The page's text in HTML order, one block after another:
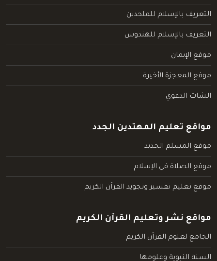
التعريف بالإسلام للملحدين
التعريف بالإسلام للهندوس
موقع الإيمان
موقع المعجزة الأخيرة
الشات الدعوي
مواقع تعليم المهتدين الجدد
موقع المسلم الجديد
موقع الصلاة في الإسلام
موقع تعليم تفسير وتجويد القرآن الكريم
مواقع نشر وتعليم القرآن الكريم
الجامع لعلوم القرآن الكريم
السنة النبوية وعلومها